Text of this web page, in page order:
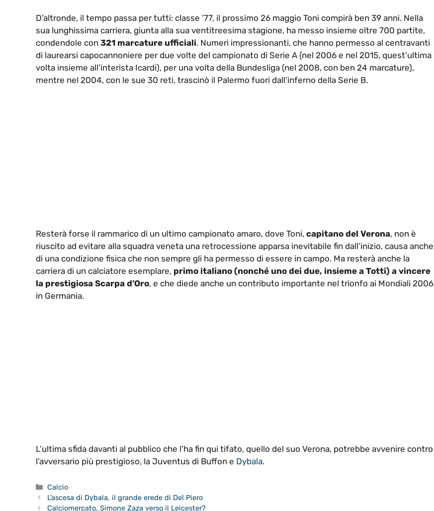
D’altronde, il tempo passa per tutti: classe ’77, il prossimo 26 maggio Toni compirà ben 39 anni. Nella
sua lunghissima carriera, giunta alla sua ventitreesima stagione, ha messo insieme oltre 700 partite,
condendole con 321 marcature ufficiali. Numeri impressionanti, che hanno permesso al centravanti
di laurearsi capocannoniere per due volte del campionato di Serie A (nel 2006 e nel 2015, quest’ultima
volta insieme all’interista Icardi), per una volta della Bundesliga (nel 2008, con ben 24 marcature),
mentre nel 2004, con le sue 30 reti, trascinò il Palermo fuori dall’inferno della Serie B.
Resterà forse il rammarico di un ultimo campionato amaro, dove Toni, capitano del Verona, non è
riuscito ad evitare alla squadra veneta una retrocessione apparsa inevitabile fin dall’inizio, causa anche
di una condizione fisica che non sempre gli ha permesso di essere in campo. Ma resterà anche la
carriera di un calciatore esemplare, primo italiano (nonché uno dei due, insieme a Totti) a vincere
la prestigiosa Scarpa d’Oro, e che diede anche un contributo importante nel trionfo ai Mondiali 2006
in Germania.
L’ultima sfida davanti al pubblico che l’ha fin qui tifato, quello del suo Verona, potrebbe avvenire contro
l’avversario più prestigioso, la Juventus di Buffon e Dybala.
Categorie
Calcio
L’ascesa di Dybala, il grande erede di Del Piero
Calciomercato, Simone Zaza verso il Leicester?